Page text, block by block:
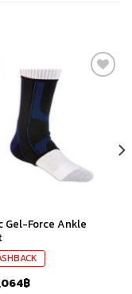
Gel-Force Ankle
฿